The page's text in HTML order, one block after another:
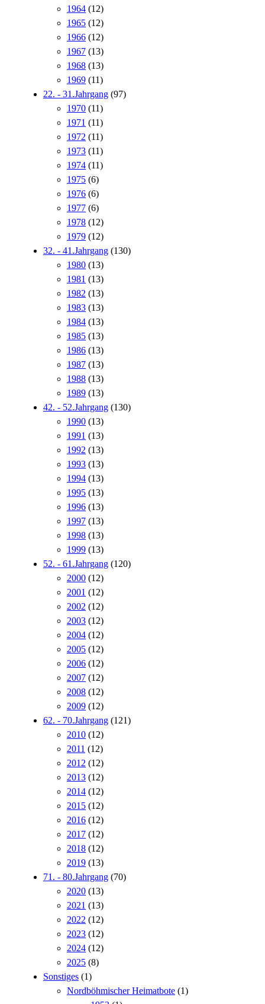
1964 (12)
1965 (12)
1966 (12)
1967 (13)
1968 (13)
1969 (11)
22. - 31.Jahrgang (97)
1970 (11)
1971 (11)
1972 (11)
1973 (11)
1974 (11)
1975 (6)
1976 (6)
1977 (6)
1978 (12)
1979 (12)
32. - 41.Jahrgang (130)
1980 (13)
1981 (13)
1982 (13)
1983 (13)
1984 (13)
1985 (13)
1986 (13)
1987 (13)
1988 (13)
1989 (13)
42. - 52.Jahrgang (130)
1990 (13)
1991 (13)
1992 (13)
1993 (13)
1994 (13)
1995 (13)
1996 (13)
1997 (13)
1998 (13)
1999 (13)
52. - 61.Jahrgang (120)
2000 (12)
2001 (12)
2002 (12)
2003 (12)
2004 (12)
2005 (12)
2006 (12)
2007 (12)
2008 (12)
2009 (12)
62. - 70.Jahrgang (121)
2010 (12)
2011 (12)
2012 (12)
2013 (12)
2014 (12)
2015 (12)
2016 (12)
2017 (12)
2018 (12)
2019 (13)
71. - 80.Jahrgang (70)
2020 (13)
2021 (13)
2022 (12)
2023 (12)
2024 (12)
2025 (8)
Sonstiges (1)
Nordböhmischer Heimatbote (1)